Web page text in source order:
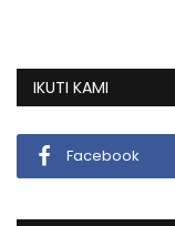
IKUTI KAMI
Facebook